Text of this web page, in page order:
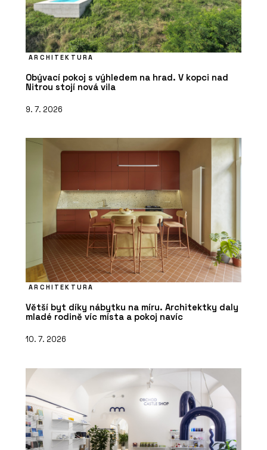
ARCHITEKTURA
Obývací pokoj s výhledem na hrad. V kopci nad
Nitrou stojí nová vila
9. 7. 2026
ARCHITEKTURA
Větší byt díky nábytku na míru. Architektky daly
mladé rodině víc místa a pokoj navíc
10. 7. 2026